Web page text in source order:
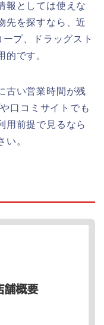
報としては使えな
先を探すなら、近
プ、ドラッグスト
的です。
古い営業時間が残
口コミサイトでも
用前提で見るなら
い。